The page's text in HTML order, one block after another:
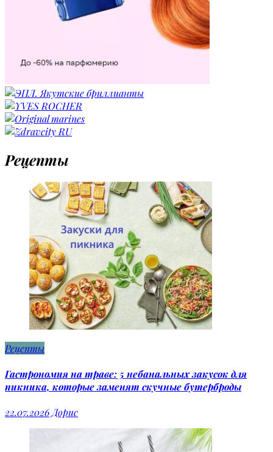
Рецепты
Рецепты
Гастрономия на траве: 5 небанальных закусок для
пикника, которые заменят скучные бутерброды
22.07.2026Дорис